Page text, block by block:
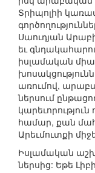
Տրիպոլիի
Սաուդյան
եւ
իսլամական
առումով,
ներսում
համար, քան
Արեւմուտքի
Իսլամական
ներսից: Եթե